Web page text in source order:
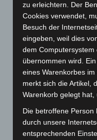
Dezember 2024 (89)
November 2024
Oktober 2024(93)
September 2024(112)
August 2024(107)
Juli 2024(89)
Juni 2024(107)
Mai 2024(149)
April 2024(102)
zu erleichtern. Der
Cookies verwendet,
Besuch der
eingeben, weil dies
dem
übernommen wird.
eines Warenkorbes
merkt sich die Artikel,
Warenkorb gelegt hat,
Die betroffene Person
durch unsere
entsprechenden